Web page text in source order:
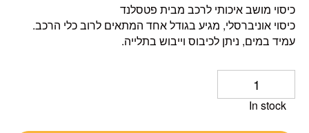
כיסוי מושב איכותי לרכב מבית פטסלנד
כיסוי אוניברסלי, מגיע בגודל אחד המתאים לרוב כלי הרכב.
עמיד במים, ניתן לכיבוס וייבוש בתלייה.
In stock